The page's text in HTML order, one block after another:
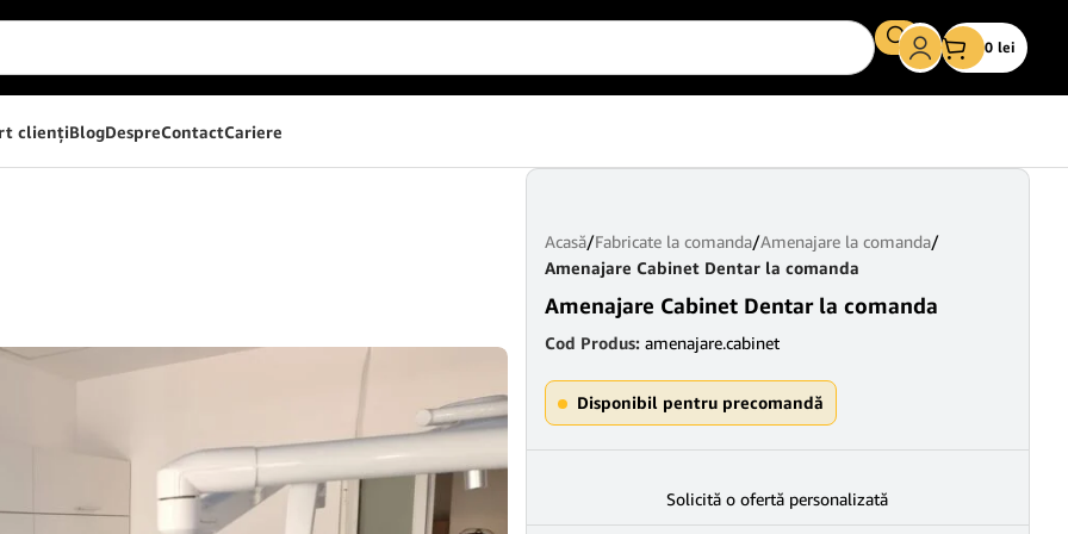
0 lei
clienţiBlogDespreContactCariere
Acasă/Fabricate la comanda/Amenajare la comanda/
Amenajare Cabinet Dentar la comanda
Amenajare Cabinet Dentar la comanda
Cod Produs: amenajare.cabinet
Disponibil pentru precomandă
Solicită o ofertă personalizată